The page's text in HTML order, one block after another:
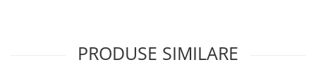
PRODUSE SIMILARE